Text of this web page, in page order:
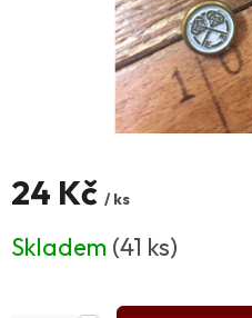
24 Kč / ks
cena:
Skladem (41 ks)